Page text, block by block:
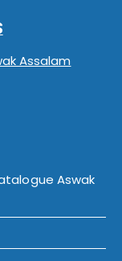
Assalam
Aswak